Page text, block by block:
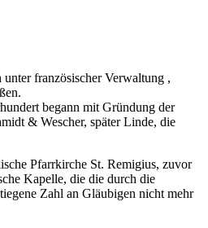
französischer Verwaltung ,
begann mit Gründung der
& Wescher, später Linde, die
Pfarrkirche St. Remigius, zuvor
Kapelle, die die durch die
Zahl an Gläubigen nicht mehr